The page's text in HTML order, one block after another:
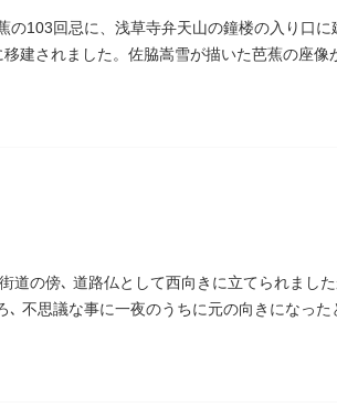
103回忌に、浅草寺弁天山の鐘楼の入り口に
建されました。佐脇嵩雪が描いた芭蕉の座像
の傍､ 道路仏として西向きに立てられまし
不思議な事に一夜のうちに元の向きになった